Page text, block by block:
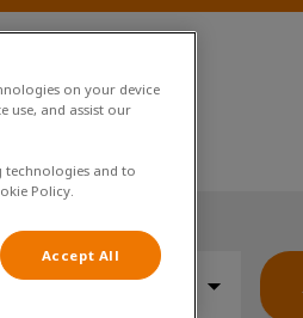
on your device
use, and assist our
technologies and to
Policy.
Accept All